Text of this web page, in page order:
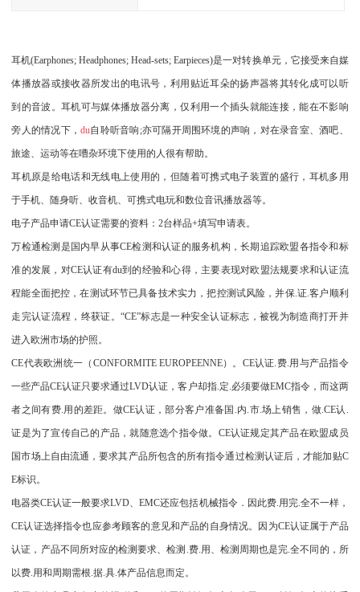
耳机(Earphones; Headphones; Head-sets; Earpieces)是一对转换单元，它接受来自媒
体播放器或接收器所发出的电讯号，利用贴近耳朵的扬声器将其转化成可以听
到的音波。耳机可与媒体播放器分离，仅利用一个插头就能连接，能在不影响
旁人的情况下，du自聆听音响;亦可隔开周围环境的声响，对在录音室、酒吧、
旅途、运动等在嘈杂环境下使用的人很有帮助。
耳机原是给电话和无线电上使用的，但随着可携式电子装置的盛行，耳机多用
于手机、随身听、收音机、可携式电玩和数位音讯播放器等。
电子产品申请CE认证需要的资料：2台样品+填写申请表。
万检通检测是国内早从事CE检测和认证的服务机构，长期追踪欧盟各指令和标
准的发展，对CE认证有du到的经验和心得，主要表现对欧盟法规要求和认证流
程能全面把控，在测试环节已具备技术实力，把控测试风险，并保.证.客户顺利
走完认证流程，终获证。“CE”标志是一种安全认证标志，被视为制造商打开并
进入欧洲市场的护照。
CE代表欧洲统一（CONFORMITE EUROPEENNE）。CE认证.费.用与产品指令
一些产品CE认证只要求通过LVD认证，客户却指.定.必须要做EMC指令，而这两
者之间有费.用的差距。做CE认证，部分客户准备国.内.市.场上销售，做.CE认.
证是为了宣传自己的产品，就随意选个指令做。CE认证规定其产品在欧盟成员
国市场上自由流通，要求其产品所包含的所有指令通过检测认证后，才能加贴C
E标识。
电器类CE认证一般要求LVD、EMC还应包括机械指令．因此费.用完.全不一样，
CE认证选择指令也应参考顾客的意见和产品的自身情况。因为CE认证属于产品
认证，产品不同所对应的检测要求、检测.费.用、检测周期也是完.全不同的，所
以费.用和周期需根.据.具.体产品信息而定。